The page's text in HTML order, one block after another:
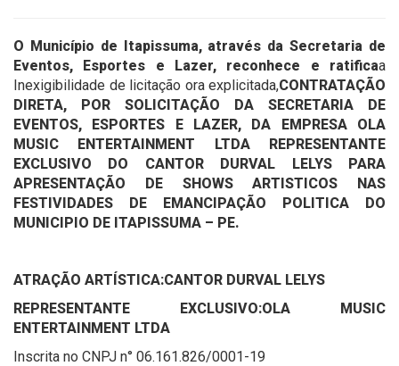
O Município de Itapissuma, através da Secretaria de
Eventos, Esportes e Lazer, reconhece e ratificaa
Inexigibilidade de licitação ora explicitada,CONTRATAÇÃO
DIRETA, POR SOLICITAÇÃO DA SECRETARIA DE
EVENTOS, ESPORTES E LAZER, DA EMPRESA OLA
MUSIC ENTERTAINMENT LTDA REPRESENTANTE
EXCLUSIVO DO CANTOR DURVAL LELYS PARA
APRESENTAÇÃO DE SHOWS ARTISTICOS NAS
FESTIVIDADES DE EMANCIPAÇÃO POLITICA DO
MUNICIPIO DE ITAPISSUMA – PE.
ATRAÇÃO ARTÍSTICA:CANTOR DURVAL LELYS
REPRESENTANTE EXCLUSIVO:OLA MUSIC
ENTERTAINMENT LTDA
Inscrita no CNPJ n° 06.161.826/0001-19